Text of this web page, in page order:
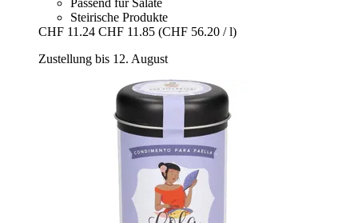
Passend für Salate
Steirische Produkte
CHF 11.24 CHF 11.85 (CHF 56.20 / l)
Zustellung bis 12. August